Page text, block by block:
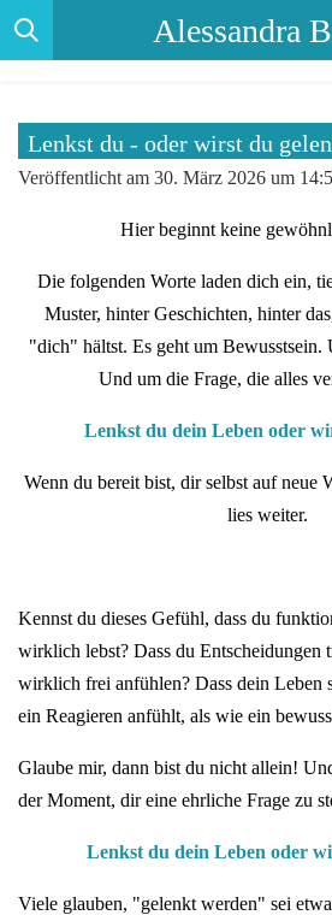
Zum
Hauptinhalt
Alessandra
Lenkst du - oder wirst du
Veröffentlicht am 30. März 2026 um
Hier beginnt keine
Die folgenden Worte laden dich ein,
Muster, hinter Geschichten, hinter
"dich" hältst. Es geht um Bewusstsein.
Und um die Frage, die alles
Lenkst du dein Leben oder
Wenn du bereit bist, dir selbst auf neue
lies weiter.
Kennst du dieses Gefühl, dass du
wirklich lebst? Dass du Entscheidungen
wirklich frei anfühlen? Dass dein Leben
ein Reagieren anfühlt, als wie ein
Glaube mir, dann bist du nicht allein!
der Moment, dir eine ehrliche Frage zu
Lenkst du dein Leben oder
Viele glauben, "gelenkt werden" sei